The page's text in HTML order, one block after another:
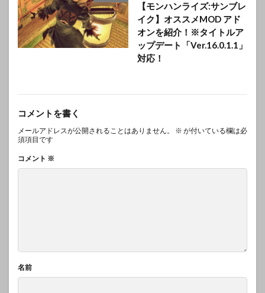
【モンハンライズ:サンブレ
イク】オススメMOD アド
オンを紹介！※タイトルア
ップデート「Ver.16.0.1.1」
対応！
コメントを書く
メールアドレスが公開されることはありません。 ※ が付いている欄は必
須項目です
コメント ※
名前